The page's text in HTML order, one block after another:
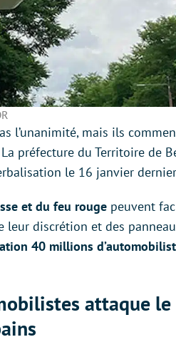
l’unanimité, mais ils
préfecture du Territoire de
le 16 janvier
et du feu rouge peuvent
discrétion et des
40 millions
attaque le